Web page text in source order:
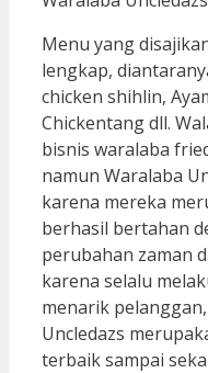
Menu yang
lengkap,
chicken shihlin,
Chickentang dll.
bisnis waralaba
namun Waralaba
karena mereka
berhasil bertahan
perubahan zaman
karena selalu
menarik
Uncledazs
terbaik sampai